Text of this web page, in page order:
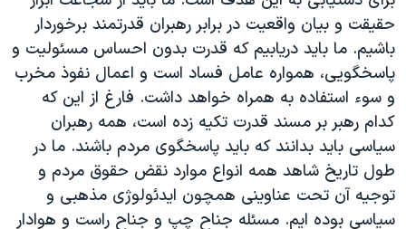
حقیقت و بیان واقعیت در برابر رهبران قدرتمند برخوردار
باشیم. ما باید دریابیم که قدرت بدون احساس مسئولیت و
پاسخگویی، همواره عامل فساد است و اعمال نفوذ مخرب
و سوء استفاده به همراه خواهد داشت. فارغ از این که
کدام رهبر بر مسند قدرت تکیه زده است، همه رهبران
سیاسی باید بدانند که باید پاسخگوی مردم باشند. ما در
طول تاریخ شاهد همه انواع موارد نقض حقوق مردم و
توجیه آن تحت عناوینی همچون ایدئولوژی مذهبی و
سیاسی بوده ایم. مسئله جناح چپ و جناح راست و هوادار